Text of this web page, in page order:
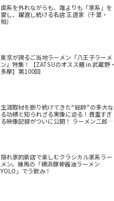
直系を外れながらも、誰よりも「家系」を
愛し、躍進し続ける名店 王道家（千葉・
柏）
東京が誇るご当地ラーメン『八王子ラーメ
ン』特集！【ZATSUのオスス麺 in 武蔵野・
多摩】第100回
生涯取材を断り続けてきた“総帥”の多大な
る功績と知られざる実像に迫る！貴重すぎ
る映像記録がついに公開！ ラーメン二郎
隠れ家的新店で楽しむクラシカル家系ラー
メン。練馬の「横浜豚骨醤油ラーメン
YOLO」でラ飲み！